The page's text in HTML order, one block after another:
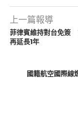
上一篇報導
菲律賓維持對台免簽
再延長1年
國籍航空國際